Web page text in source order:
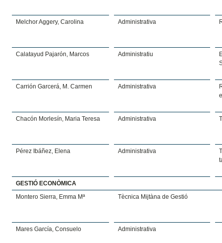
Melchor Aggery, Carolina Administrativa
Calatayud Pajarón, Marcos Administratiu
Carrión Garcerá, M. Carmen Administrativa
Chacón Morlesín, Maria Teresa Administrativa
Pérez Ibáñez, Elena Administrativa
GESTIÓ ECONÒMICA
Montero Sierra, Emma Mª
Tècnica Mijtàna de Gestió
Mares García, Consuelo Administrativa